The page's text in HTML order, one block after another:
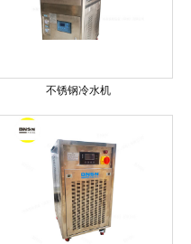
不锈钢冷水机